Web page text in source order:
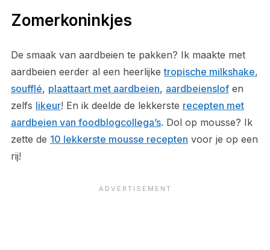
Zomerkoninkjes
De smaak van aardbeien te pakken? Ik maakte met
aardbeien eerder al een heerlijketropische milkshake,
soufflé, plaattaart met aardbeien, aardbeienslofen
zelfs likeur! En ik deelde de lekkerste recepten met
aardbeien van foodblogcollega’s. Dol op mousse? Ik
zette de 10 lekkerste mousse recepten voor je op een
rij!